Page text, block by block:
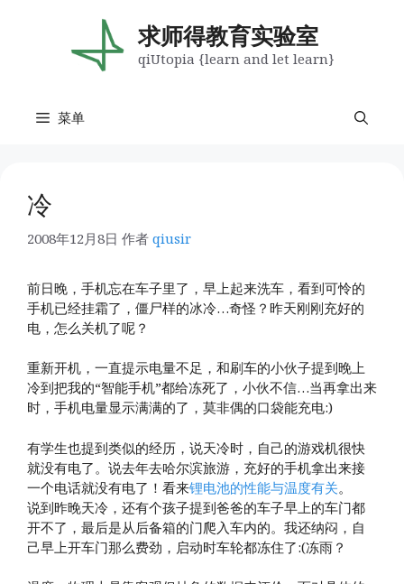
求师得教育实验室
qiUtopia {learn and let learn}
菜单
冷
2008年12月8日 作者 qiusir
前日晚，手机忘在车子里了，早上起来洗车，看到可怜的
手机已经挂霜了，僵尸样的冰冷…奇怪？昨天刚刚充好的
电，怎么关机了呢？
重新开机，一直提示电量不足，和刷车的小伙子提到晚上
冷到把我的“智能手机”都给冻死了，小伙不信…当再拿出来
时，手机电量显示满满的了，莫非偶的口袋能充电:)
有学生也提到类似的经历，说天冷时，自己的游戏机很快
就没有电了。说去年去哈尔滨旅游，充好的手机拿出来接
一个电话就没有电了！看来锂电池的性能与温度有关。
说到昨晚天冷，还有个孩子提到爸爸的车子早上的车门都
开不了，最后是从后备箱的门爬入车内的。我还纳闷，自
己早上开车门那么费劲，启动时车轮都冻住了:(冻雨？